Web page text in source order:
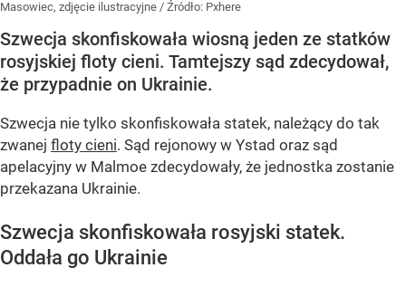
Masowiec, zdjęcie ilustracyjne / Źródło: Pxhere
Szwecja skonfiskowała wiosną jeden ze statków
rosyjskiej floty cieni. Tamtejszy sąd zdecydował,
że przypadnie on Ukrainie.
Szwecja nie tylko skonfiskowała statek, należący do tak
zwanej floty cieni. Sąd rejonowy w Ystad oraz sąd
apelacyjny w Malmoe zdecydowały, że jednostka zostanie
przekazana Ukrainie.
Szwecja skonfiskowała rosyjski statek.
Oddała go Ukrainie